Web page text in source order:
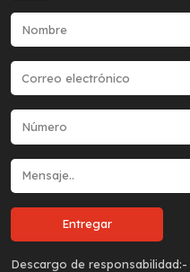
Descargo de responsabilidad:-